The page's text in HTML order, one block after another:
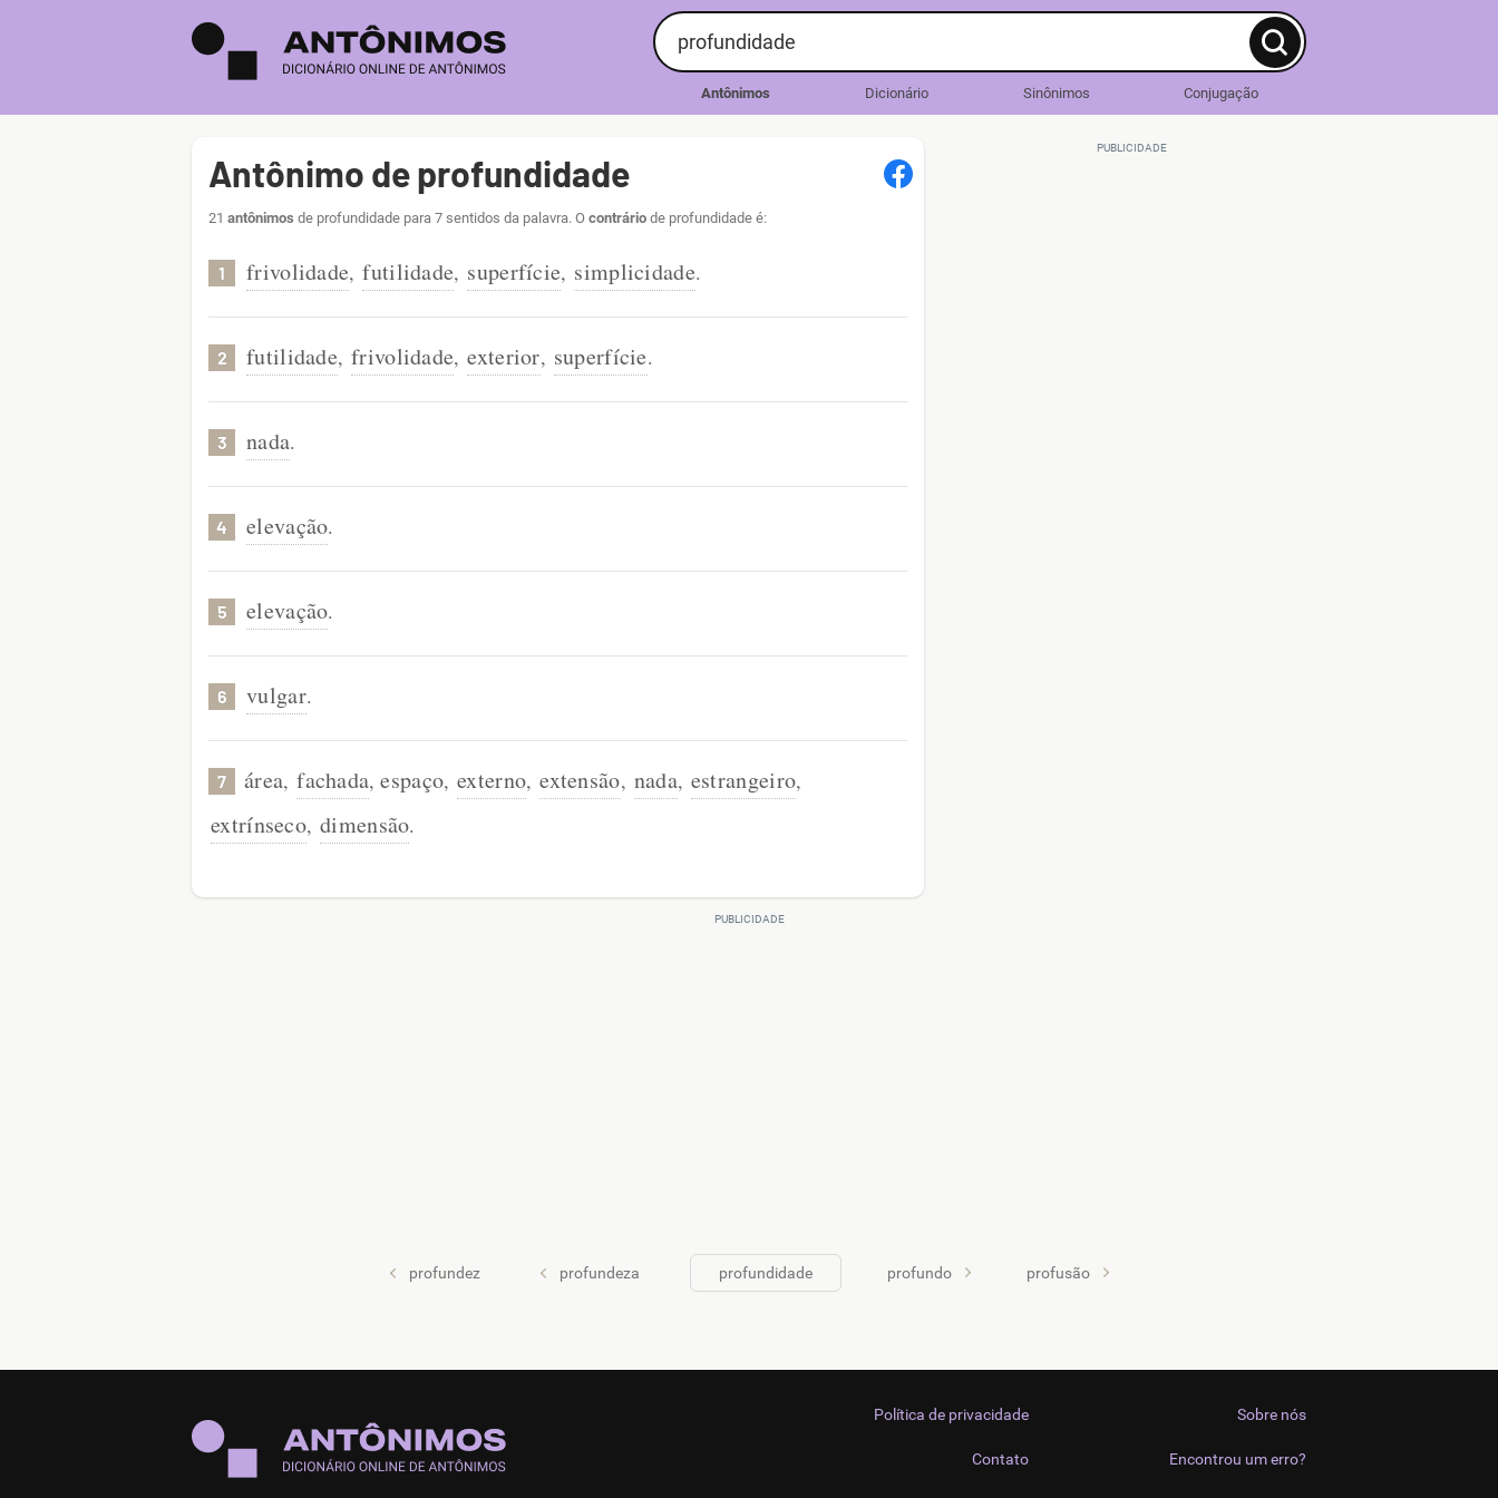
Antônimos Dicionário Sinônimos Conjugação
Antônimo de profundidade
21 antônimos de profundidade para 7 sentidos da palavra. O contrário de profundidade é:
1 frivolidade, futilidade, superfície, simplicidade.
2 futilidade, frivolidade, exterior, superfície.
3 nada.
4 elevação.
5 elevação.
6 vulgar.
7 área, fachada,espaço, externo, extensão, nada, estrangeiro,
extrínseco, dimensão.
profundez profundeza profundidade profundo profusão
Sobre nós
Encontrou um erro?
Política de privacidade
Contato